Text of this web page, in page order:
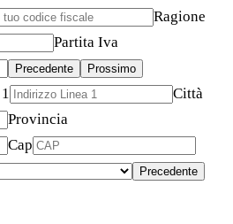
Ragione
Partita Iva
Precedente Prossimo
Città
Provincia
Cap
Precedente